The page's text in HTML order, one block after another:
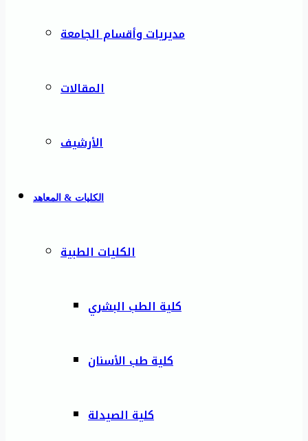
مديريات وأقسام الجامعة
المقالات
الأرشيف
الكليات & المعاهد
الكليات الطبية
كلية الطب البشري
كلية طب الأسنان
كلية الصيدلة